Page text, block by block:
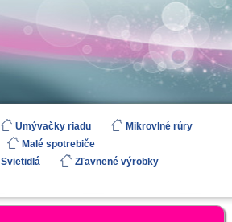
Umývačky riadu
Mikrovlné rúry
Malé spotrebiče
Svietidlá Zľavnené výrobky